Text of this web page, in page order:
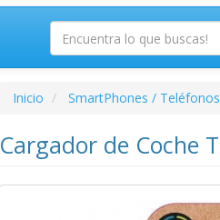
Inicio SmartPhones / Teléfonos
Cargador de Coche